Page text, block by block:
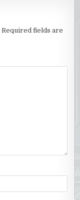
Required fields are